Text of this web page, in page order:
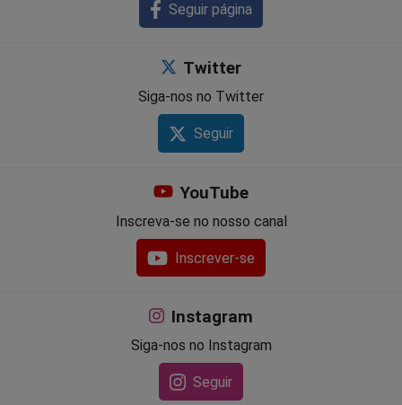
Seguir página
Twitter
Siga-nos no Twitter
Seguir
YouTube
Inscreva-se no nosso canal
Inscrever-se
Instagram
Siga-nos no Instagram
Seguir